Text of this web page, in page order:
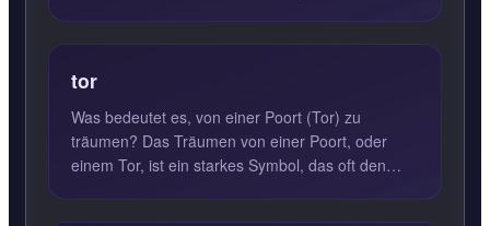
tor
Was bedeutet es, von einer Poort (Tor) zu
träumen? Das Träumen von einer Poort, oder
einem Tor, ist ein starkes Symbol, das oft den